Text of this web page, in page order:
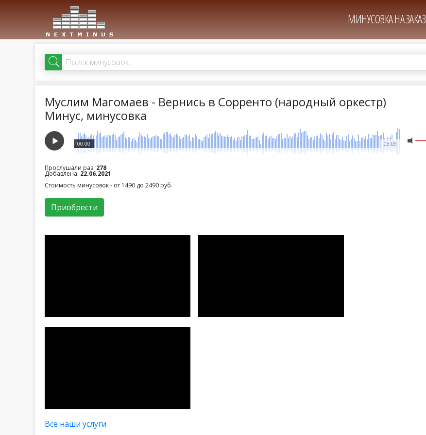
МИНУСОВКА НА ЗАКАЗ
Муслим Магомаев - Вернись в Сорренто (народный оркестр)
Минус, минусовка
03:09
00:00
Прослушали раз: 278
Добавлена: 22.06.2021
Стоимость минусовок - от 1490 до 2490 руб.
Приобрести
Все наши услуги